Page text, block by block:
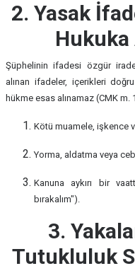
2. Yasak
Hukuka
Şüphelinin ifadesi özgür
alınan ifadeler, içerikleri
hükme esas alınamaz (CMK m.
Kötü muamele, işkence
Yorma, aldatma veya
Kanuna aykırı bir
bırakalım").
3.
Tutukluluk